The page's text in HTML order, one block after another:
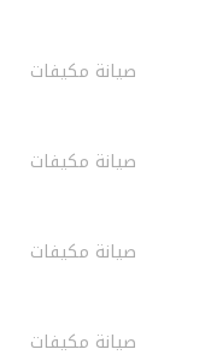
صيانة مكيفات
صيانة مكيفات
صيانة مكيفات
صيانة مكيفات